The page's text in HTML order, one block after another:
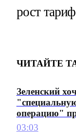
рост
ЧИТАЙТЕ
Зеленский
операцию"
03:03